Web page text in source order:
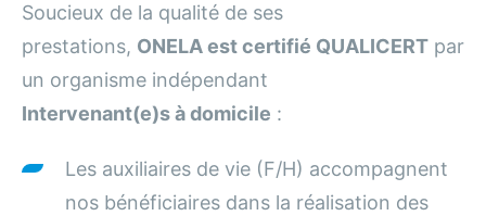
Soucieux de la qualité de ses
prestations, ONELA est certifié QUALICERT par
un organisme indépendant
Intervenant(e)s à domicile :
Les auxiliaires de vie (F/H) accompagnent
nos bénéficiaires dans la réalisation des